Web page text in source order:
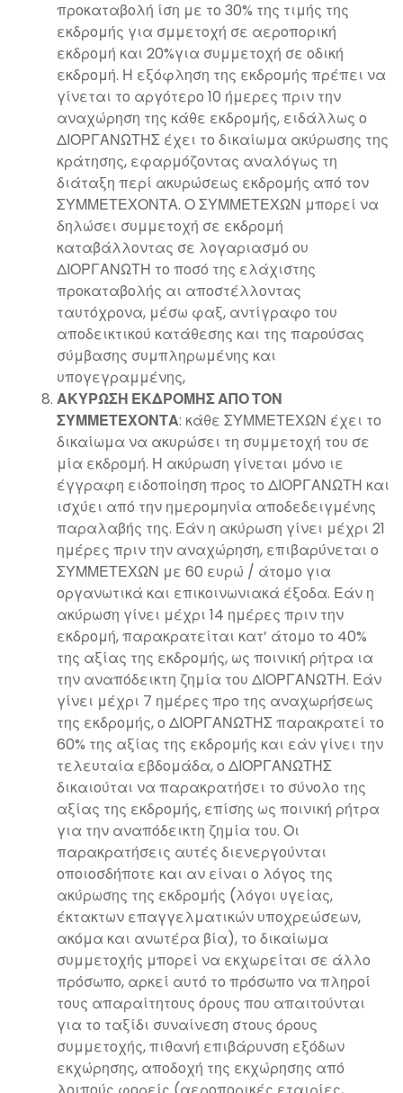
προκαταβολή ίση με το 30% της τιμής της
εκδρομής για σμμετοχή σε αεροπορική
εκδρομή και 20%για συμμετοχή σε οδική
εκδρομή. Η εξόφληση της εκδρομής πρέπει να
γίνεται το αργότερο 10 ήμερες πριν την
αναχώρηση της κάθε εκδρομής, ειδάλλως ο
ΔΙΟΡΓΑΝΩΤΗΣ έχει το δικαίωμα ακύρωσης της
κράτησης, εφαρμόζοντας αναλόγως τη
διάταξη περί ακυρώσεως εκδρομής από τον
ΣΥΜΜΕΤΕΧΟΝΤΑ. Ο ΣΥΜΜΕΤΕΧΩΝ μπορεί να
δηλώσει συμμετοχή σε εκδρομή
καταβάλλοντας σε λογαριασμό ου
ΔΙΟΡΓΑΝΩΤΗ το ποσό της ελάχιστης
προκαταβολής αι αποστέλλοντας
ταυτόχρονα, μέσω φαξ, αντίγραφο του
αποδεικτικού κατάθεσης και της παρούσας
σύμβασης συμπληρωμένης και
υπογεγραμμένης,
ΑΚΥΡΩΣΗ ΕΚΔΡΟΜΗΣ ΑΠΟ ΤΟΝ
ΣΥΜΜΕΤΕΧΟΝΤΑ: κάθε ΣΥΜΜΕΤΕΧΩΝ έχει το
δικαίωμα να ακυρώσει τη συμμετοχή του σε
μία εκδρομή. Η ακύρωση γίνεται μόνο ιε
έγγραφη ειδοποίηση προς το ΔΙΟΡΓΑΝΩΤΗ και
ισχύει από την ημερομηνία αποδεδειγμένης
παραλαβής της. Εάν η ακύρωση γίνει μέχρι 21
ημέρες πριν την αναχώρηση, επιβαρύνεται ο
ΣΥΜΜΕΤΕΧΩΝ με 60 ευρώ / άτομο για
οργανωτικά και επικοινωνιακά έξοδα. Εάν η
ακύρωση γίνει μέχρι 14 ημέρες πριν την
εκδρομή, παρακρατείται κατ’ άτομο το 40%
της αξίας της εκδρομής, ως ποινική ρήτρα ια
την αναπόδεικτη ζημία του ΔΙΟΡΓΑΝΩΤΗ. Εάν
γίνει μέχρι 7 ημέρες προ της αναχωρήσεως
της εκδρομής, ο ΔΙΟΡΓΑΝΩΤΗΣ παρακρατεί το
60% της αξίας της εκδρομής και εάν γίνει την
τελευταία εβδομάδα, ο ΔΙΟΡΓΑΝΩΤΗΣ
δικαιούται να παρακρατήσει το σύνολο της
αξίας της εκδρομής, επίσης ως ποινική ρήτρα
για την αναπόδεικτη ζημία του. Οι
παρακρατήσεις αυτές διενεργούνται
οποιοσδήποτε και αν είναι ο λόγος της
ακύρωσης της εκδρομής (λόγοι υγείας,
έκτακτων επαγγελματικών υποχρεώσεων,
ακόμα και ανωτέρα βία), το δικαίωμα
συμμετοχής μπορεί να εκχωρείται σε άλλο
πρόσωπο, αρκεί αυτό το πρόσωπο να πληροί
τους απαραίτητους όρους που απαιτούνται
για το ταξίδι συναίνεση στους όρους
συμμετοχής, πιθανή επιβάρυνση εξόδων
εκχώρησης, αποδοχή της εκχώρησης από